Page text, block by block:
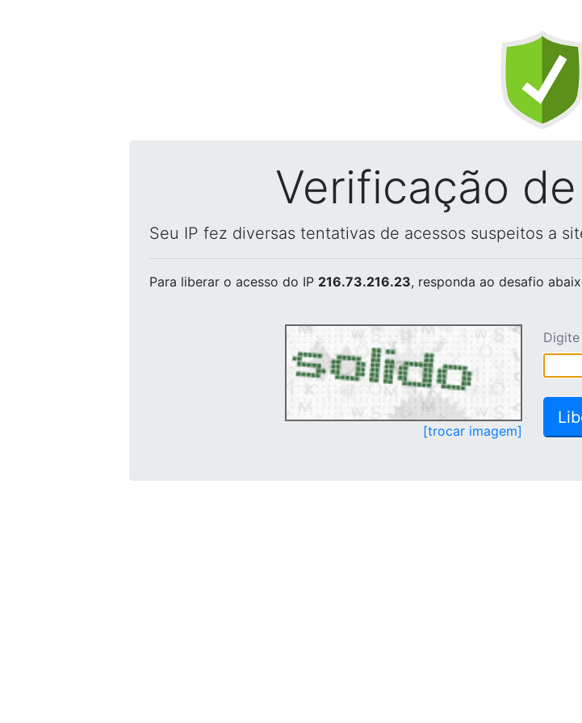
Verificação
Seu IP fez diversas tentativas de acessos suspeitos a
Para liberar o acesso do IP 216.73.216.23, responda ao desafio
[trocar imagem]